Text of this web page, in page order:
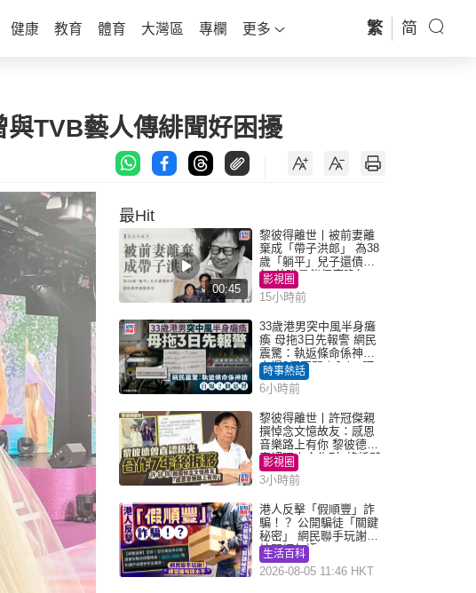
健康 教育 體育 大灣區 專欄 更多 繁 简
TVB藝人傳緋聞好困擾
最Hit
00:45
黎彼得離世丨被前妻離
棄成「帶子洪郎」 為38
歲「躺平」兒子還債多
年 曾盼尋伴侶度晚年
影視圈
15小時前
33歲港男突中風半身癱
瘓 母拖3日先報警 網民
震驚：執返條命係神蹟
自爆2個惡習｜Juicy叮
時事熱話
6小時前
黎彼得離世丨許冠傑親
撰悼念文憶故友：感恩
音樂路上有你 黎彼德曾
直認唔夾合作7年終拆夥
影視圈
3小時前
港人反擊「假順豐」詐
騙！？ 公開騙徒「關鍵
秘密」 網民聯手玩謝：
練習緬甸語
生活百科
2026-08-05 11:46 HKT